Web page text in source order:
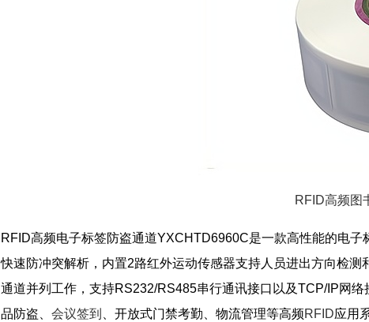
RFID高频图
RFID高频电子标签防盗通道YXCHTD6960C是一款高性能的电
快速防冲突解析，内置2路红外运动传感器支持人员进出方向检
通道并列工作，支持RS232/RS485串行通讯接口以及TCP/IP网
品防盗、 会议签到 、开放式门禁考勤、物流管理等高频RFID应用